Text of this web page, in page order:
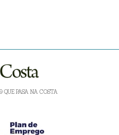
QUE PASA NA COSTA